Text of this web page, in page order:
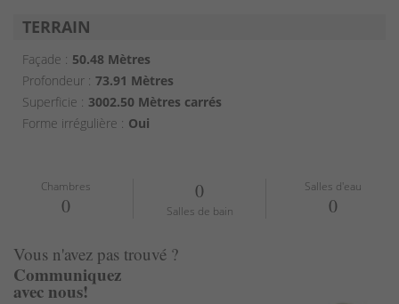
TERRAIN
Façade : 50.48 Mètres
Profondeur : 73.91 Mètres
Superficie : 3002.50 Mètres carrés
Forme irrégulière : Oui
Chambres
0
0
Salles de bain
Salles d'eau
0
Vous n'avez pas trouvé ?
Communiquez
avec nous!